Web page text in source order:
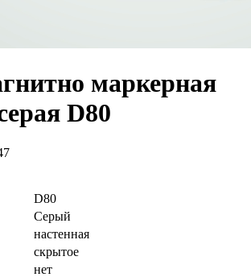
маркерная
D80
D80
Серый
настенная
скрытое
нет